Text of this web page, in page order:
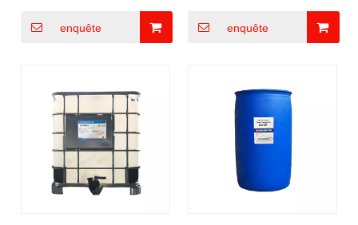
incendie synthétique à 2 %
sans fluor
enquête enquête